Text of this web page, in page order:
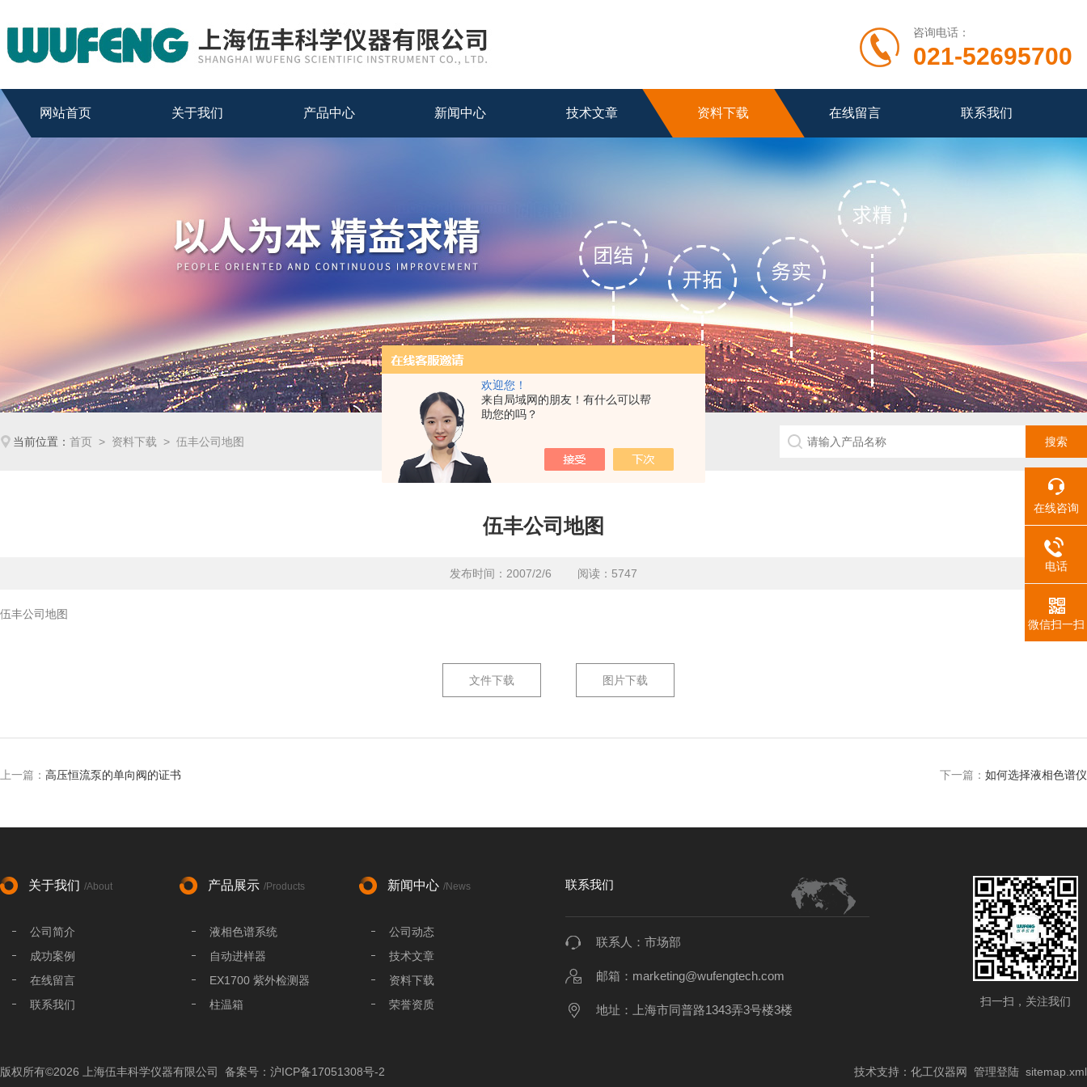
欢迎您！
来自局域网的朋友！有什么可以帮
助您的吗？
咨询电话：
021-52695700
网站首页 关于我们 产品中心 新闻中心 技术文章 资料下载 在线留言 联系我们
当前位置：首页 > 资料下载 > 伍丰公司地图
伍丰公司地图
发布时间：2007/2/6 阅读：5747
伍丰公司地图
文件下载 图片下载
上一篇： 高压恒流泵的单向阀的证书 下一篇： 如何选择液相色谱仪
关于我们 /About
公司简介
成功案例
在线留言
联系我们
产品展示 /Products
液相色谱系统
自动进样器
EX1700 紫外检测器
柱温箱
色谱工作站
新闻中心 /News
公司动态
技术文章
资料下载
荣誉资质
联系我们
联系人：市场部
邮箱：marketing@wufengtech.com
地址：上海市同普路1343弄3号楼3楼
扫一扫，关注我们
版权所有©2026 上海伍丰科学仪器有限公司 备案号：沪ICP备17051308号-2 技术支持： 化工仪器网 管理登陆 sitemap.xml
在线咨询
电话
微信扫一扫